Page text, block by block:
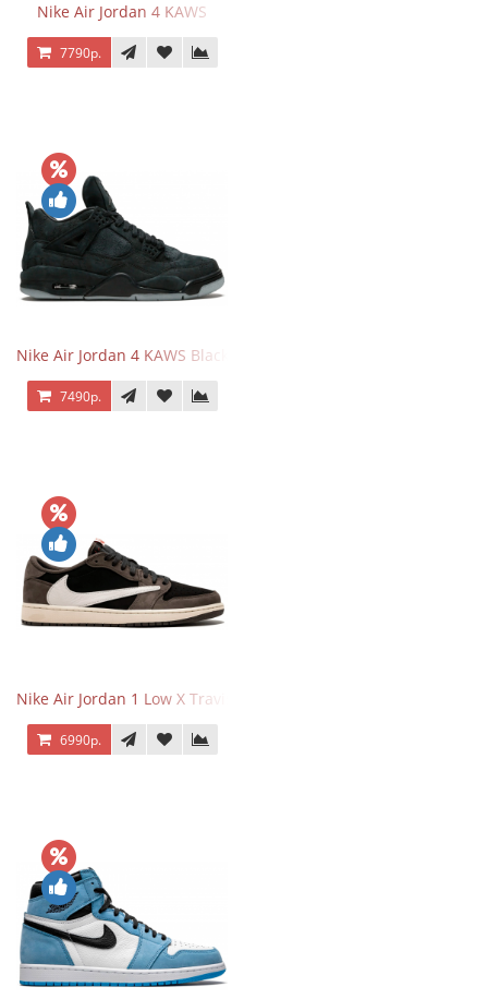
Nike Air Jordan 4 KAWS
7790р.
Nike Air Jordan 4 KAWS Black
7490р.
Nike Air Jordan 1 Low X Travis Scott
6990р.